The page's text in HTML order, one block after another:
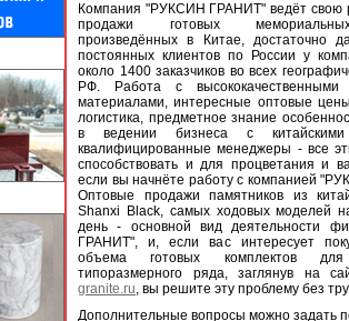
Компания "РУКСИН ГРАНИТ" ведёт свою
продажи готовых
произведённых в Китае, достаточно
постоянных клиентов по России у
около 1400 заказчиков во всех
РФ. Работа с высококачественными
материалами, интересные оптовые
логистика, предметное знание
в ведении бизнеса с китайскими
квалифицированные менеджеры - все
способствовать и для процветания и
если вы начнёте работу с компанией
Оптовые продажи памятников из
Shanxi Black, самых ходовых моделей
день - основной вид деятельности
ГРАНИТ", и, если вас интересует
объема готовых комплектов для
типоразмерного ряда, заглянув на
granite.ru, вы решите эту проблему без
Дополнительные вопросы можно задать